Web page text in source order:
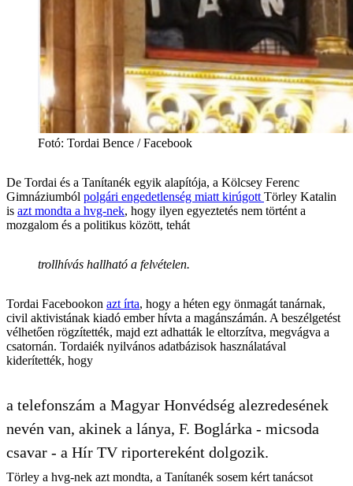
Fotó: Tordai Bence / Facebook
De Tordai és a Tanítanék egyik alapítója, a Kölcsey Ferenc
Gimnáziumból polgári engedetlenség miatt kirúgott Törley Katalin
is azt mondta a hvg-nek, hogy ilyen egyeztetés nem történt a
mozgalom és a politikus között, tehát
trollhívás hallható a felvételen.
Tordai Facebookon azt írta, hogy a héten egy önmagát tanárnak,
civil aktivistának kiadó ember hívta a magánszámán. A beszélgetést
vélhetően rögzítették, majd ezt adhatták le eltorzítva, megvágva a
csatornán. Tordaiék nyilvános adatbázisok használatával
kiderítették, hogy
a telefonszám a Magyar Honvédség alezredesének
nevén van, akinek a lánya, F. Boglárka - micsoda
csavar - a Hír TV riportereként dolgozik.
Törley a hvg-nek azt mondta, a Tanítanék sosem kért tanácsot